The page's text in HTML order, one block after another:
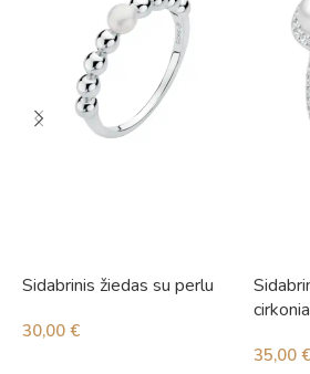
Sidabrinis žiedas su perlu
30,00 €
35,00 €